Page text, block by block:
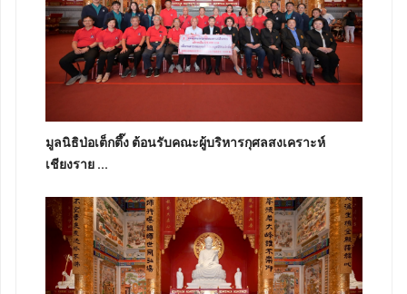
มูลนิธิป่อเต็กตึ๊ง ต้อนรับคณะผู้บริหารกุศลสงเคราะห์
เชียงราย ...